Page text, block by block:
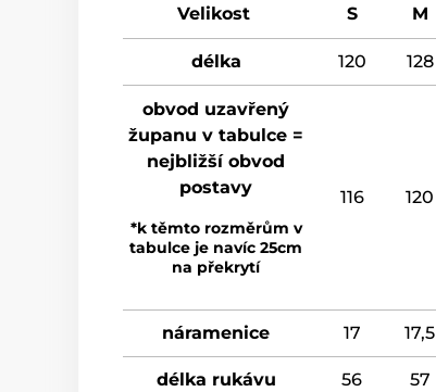
Velikost S M
délka 120 128
obvod uzavřený
županu v tabulce =
nejbližší obvod
postavy
*k těmto rozměrům v
tabulce je navíc 25cm
na překrytí
116 120
náramenice 17 17,5
délka rukávu 56 57